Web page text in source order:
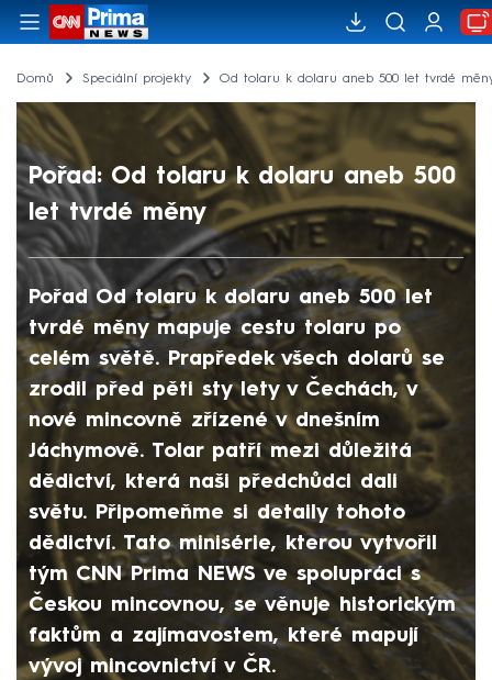
Domů Speciální projekty Od tolaru k dolaru aneb 500 let tvrdé
Pořad: Od tolaru k dolaru aneb 500
let tvrdé měny
Pořad Od tolaru k dolaru aneb 500 let
tvrdé měny mapuje cestu tolaru po
celém světě. Prapředek všech dolarů se
zrodil před pěti sty lety v Čechách, v
nové mincovně zřízené v dnešním
Jáchymově. Tolar patří mezi důležitá
dědictví, která naši předchůdci dali
světu. Připomeňme si detaily tohoto
dědictví. Tato minisérie, kterou vytvořil
tým CNN Prima NEWS ve spolupráci s
Českou mincovnou, se věnuje historickým
faktům a zajímavostem, které mapují
vývoj mincovnictví v ČR.